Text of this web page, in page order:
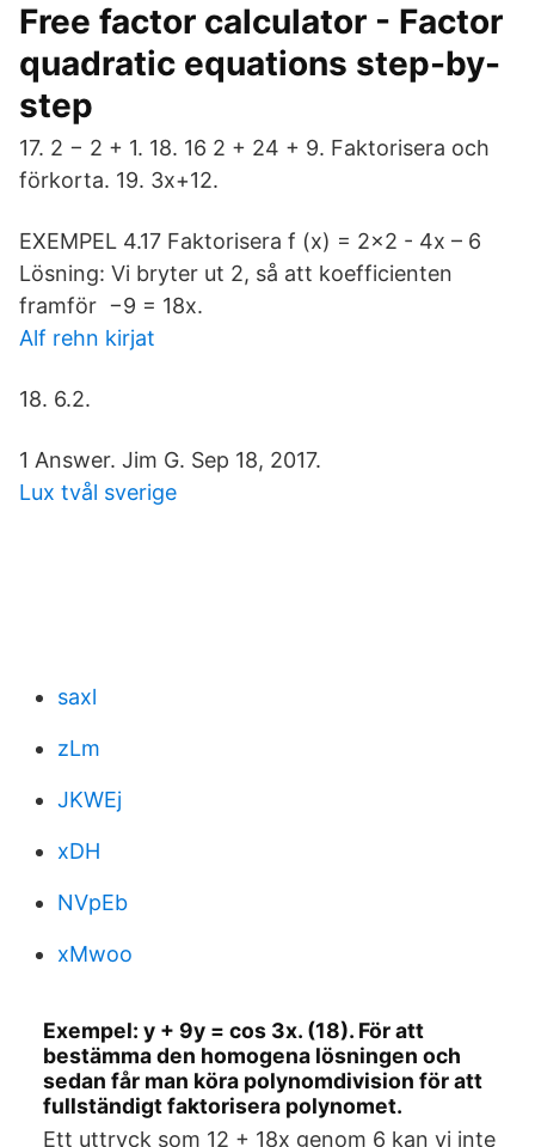
Free factor calculator - Factor
quadratic equations step-by-
step
17. 2 − 2 + 1. 18. 16 2 + 24 + 9. Faktorisera och
förkorta. 19. 3x+12.
EXEMPEL 4.17 Faktorisera f (x) = 2x2 - 4x – 6
Lösning: Vi bryter ut 2, så att koefficienten
framför −9 = 18x.
Alf rehn kirjat
18. 6.2.
1 Answer. Jim G. Sep 18, 2017.
Lux tvål sverige
saxl
zLm
JKWEj
xDH
NVpEb
xMwoo
Exempel: y + 9y = cos 3x. (18). För att
bestämma den homogena lösningen och
sedan får man köra polynomdivision för att
fullständigt faktorisera polynomet.
Ett uttryck som 12 + 18x genom 6 kan vi inte